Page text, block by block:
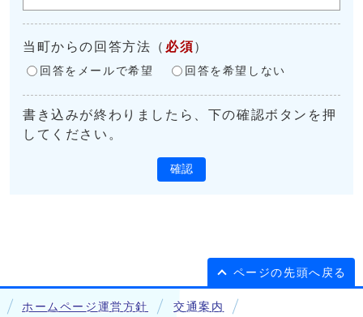
当町からの回答方法 （ 必須 ）
回答をメールで希望 回答を希望しない
書き込みが終わりましたら、下の確認ボタンを押
してください。
確認
ページの先頭へ戻る
ホームページ運営方針 交通案内